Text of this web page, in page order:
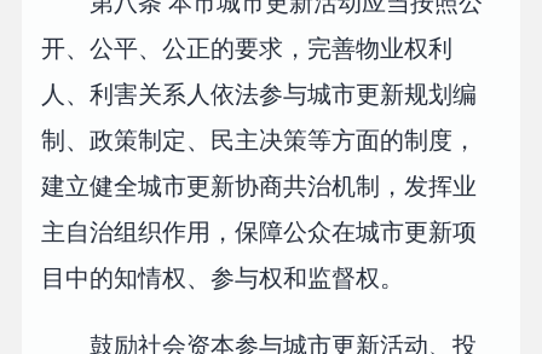
开、公平、公正的要求，完善物业权利
人、利害关系人依法参与城市更新规划编
制、政策制定、民主决策等方面的制度，
建立健全城市更新协商共治机制，发挥业
主自治组织作用，保障公众在城市更新项
目中的知情权、参与权和监督权。
鼓励社会资本参与城市更新活动、投